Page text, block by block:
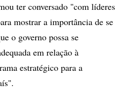
ter conversado "com líderes
mostrar a importância de se
o governo possa se
em relação à
estratégico para a